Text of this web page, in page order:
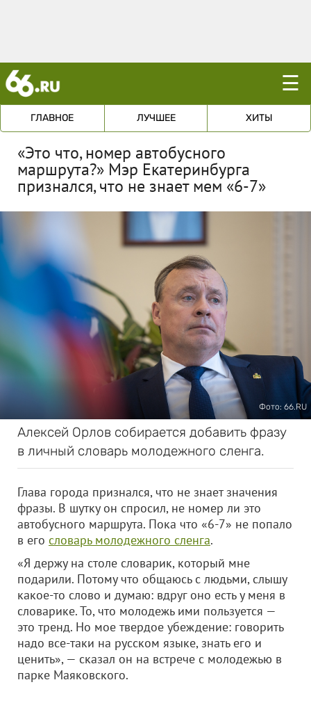
☰
ГЛАВНОЕ ЛУЧШЕЕ ХИТЫ
«Это что, номер автобусного
маршрута?» Мэр Екатеринбурга
признался, что не знает мем «6-7»
Фото: 66.RU
Алексей Орлов собирается добавить фразу
в личный словарь молодежного сленга.
Глава города признался, что не знает значения
фразы. В шутку он спросил, не номер ли это
автобусного маршрута. Пока что «6-7» не попало
в его словарь молодежного сленга.
«Я держу на столе словарик, который мне
подарили. Потому что общаюсь с людьми, слышу
какое-то слово и думаю: вдруг оно есть у меня в
словарике. То, что молодежь ими пользуется —
это тренд. Но мое твердое убеждение: говорить
надо все-таки на русском языке, знать его и
ценить», — сказал он на встрече с молодежью в
парке Маяковского.